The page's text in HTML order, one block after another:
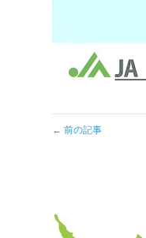
← 前の記事